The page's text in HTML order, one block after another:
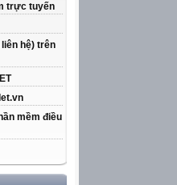
trực tuyến
hệ) trên
mềm điều